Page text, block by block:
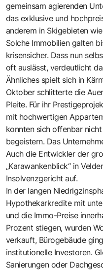
gemeinsam agierenden
das exklusive und
anderem in Skigebieten
Solche Immobilien galten
krisensicher. Dass nun
oft auslässt, verdeutlicht
Ähnliches spielt sich in
Oktober schlitterte die
Pleite. Für ihr
mit hochwertigen
konnten sich offenbar
begeistern. Das
Auch die Entwickler der
„Karawankenblick“ in
Insolvenzgericht auf.
In der langen
Hypothekarkredite mit
und die Immo-Preise
Prozent stiegen, wurden
verkauft, Bürogebäude
institutionelle Investoren.
Sanierungen oder